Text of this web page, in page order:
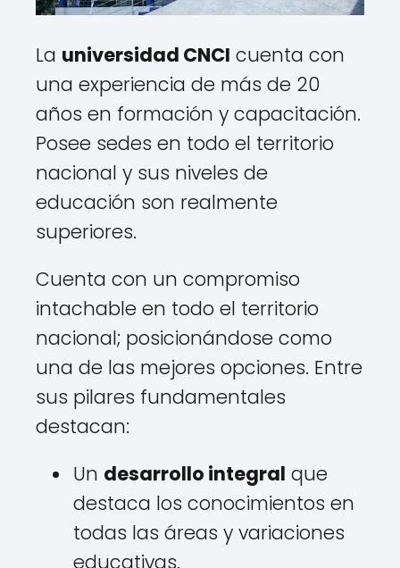
La universidad CNCI cuenta con
una experiencia de más de 20
años en formación y capacitación.
Posee sedes en todo el territorio
nacional y sus niveles de
educación son realmente
superiores.
Cuenta con un compromiso
intachable en todo el territorio
nacional; posicionándose como
una de las mejores opciones. Entre
sus pilares fundamentales
destacan:
Un desarrollo integral que
destaca los conocimientos en
todas las áreas y variaciones
educativas.